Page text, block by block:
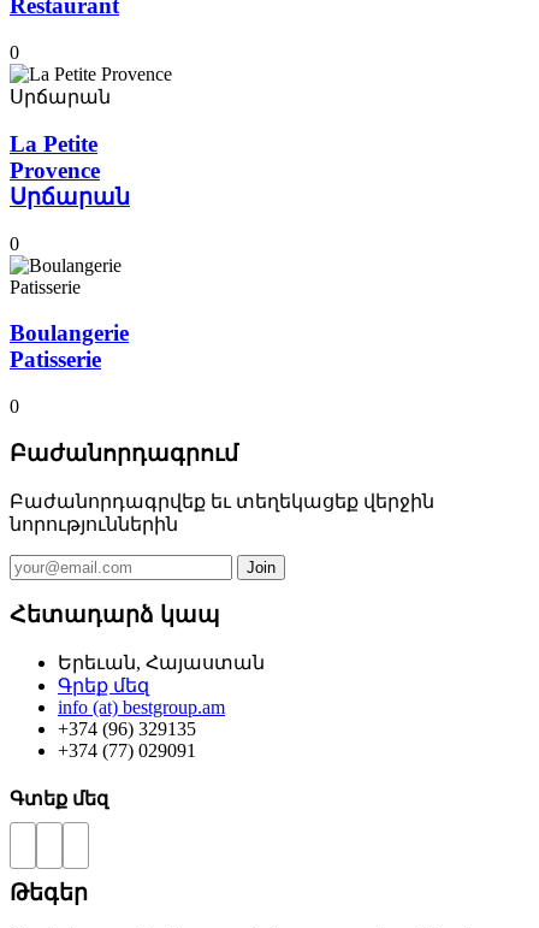
Restaurant
0
La Petite
Provence
Սրճարան
0
Boulangerie
Patisserie
0
Բաժանորդագրում
Բաժանորդագրվեք եւ տեղեկացեք վերջին
նորություններին
Հետադարձ կապ
Երեւան, Հայաստան
Գրեք մեզ
info (at) bestgroup.am
+374 (96) 329135
+374 (77) 029091
Գտեք մեզ
Թեգեր